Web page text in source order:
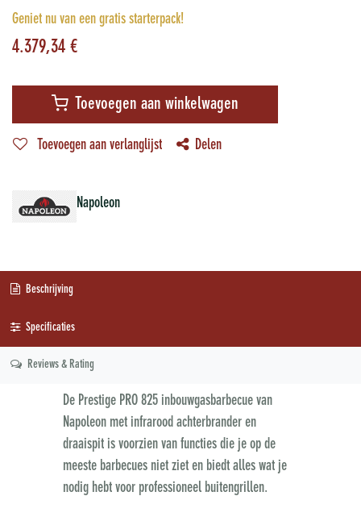
Geniet nu van een gratis starterpack!
4.379,34 €
Toevoegen aan winkelwagen
Toevoegen aan verlanglijst Delen
Napoleon
Beschrijving
Specificaties
Reviews & Rating
De Prestige PRO 825 inbouwgasbarbecue van
Napoleon met infrarood achterbrander en
draaispit is voorzien van functies die je op de
meeste barbecues niet ziet en biedt alles wat je
nodig hebt voor professioneel buitengrillen.